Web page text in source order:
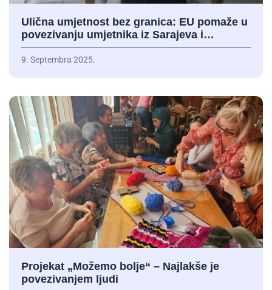
Ulična umjetnost bez granica: EU pomaže u
povezivanju umjetnika iz Sarajeva i…
9. Septembra 2025.
Projekat „Možemo bolje“ – Najlakše je
povezivanjem ljudi